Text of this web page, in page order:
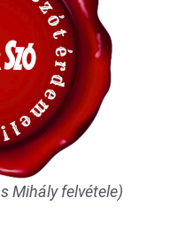
Mihály felvétele)